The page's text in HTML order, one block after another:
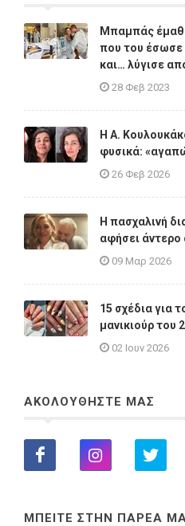
Μπαμπάς
που του έσωσε
και… λύγισε
28 Φεβ 2023
Η A.
φυσικά:
26 Φεβ 2026
Η πασχαλινή
αφήσει άντερο
09 Μαρ 2026
15 σχέδια για
μανικιούρ του
02 Ιουν 2026
ΑΚΟΛΟΥΘΗΣΤΕ ΜΑΣ
ΜΠΕΙΤΕ ΣΤΗΝ ΠΑΡΕΑ